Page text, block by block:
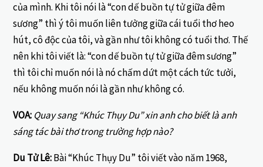
của mình. Khi tôi nói là “con dế buồn tự tử giữa đêm
sương” thì ý tôi muốn liên tưởng giữa cái tuổi thơ heo
hút, cô độc của tôi, và gần như tôi không có tuổi thơ. Thế
nên khi tôi viết là: “con dế buồn tự tử giữa đêm sương”
thì tôi chỉ muốn nói là nó chấm dứt một cách tức tưởi,
nếu không muốn nói là gần như không có.
VOA: Quay sang “Khúc Thụy Du” xin anh cho biết là anh
sáng tác bài thơ trong trường hợp nào?
Du Tử Lê:Bài “Khúc Thụy Du” tôi viết vào năm 1968,